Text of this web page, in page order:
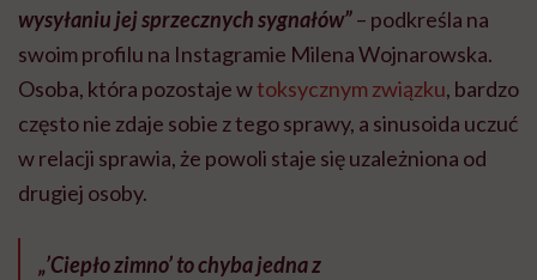
wysyłaniu jej sprzecznych sygnałów”– podkreśla na
swoim profilu na Instagramie Milena Wojnarowska.
Osoba, która pozostaje wtoksycznym związku, bardzo
często nie zdaje sobie z tego sprawy, a sinusoida uczuć
w relacji sprawia, że powoli staje się uzależniona od
drugiej osoby.
„’Ciepło zimno’ to chyba jedna z